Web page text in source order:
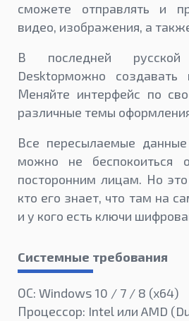
сможете отправлять и
видео, изображения, а
В последней
Desktopможно создавать
Меняйте интерфейс по
различные темы
Все пересылаемые
можно не беспокоиться
посторонним лицам. Но
кто его знает, что там на
и у кого есть ключи
Системные требования
ОС: Windows 10 / 7 / 8 (x64)
Процессор: Intel или AMD